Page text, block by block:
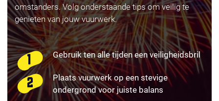
omstanders. Volg onderstaande tips om veilig te
genieten van jouw vuurwerk.
Gebruik ten alle tijden een veiligheidsbril
Plaats vuurwerk op een stevige
ondergrond voor juiste balans